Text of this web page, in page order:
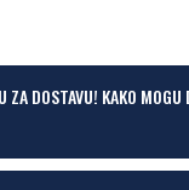
ZA DOSTAVU! KAKO